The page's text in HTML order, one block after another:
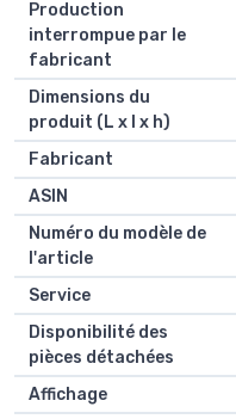
Production
interrompue par le
fabricant
Dimensions du
produit (L x l x h)
Fabricant
ASIN
Numéro du modèle de
l'article
Service
Disponibilité des
pièces détachées
Affichage